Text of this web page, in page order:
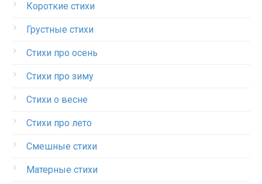
Короткие стихи
Грустные стихи
Стихи про осень
Стихи про зиму
Стихи о весне
Стихи про лето
Смешные стихи
Матерные стихи